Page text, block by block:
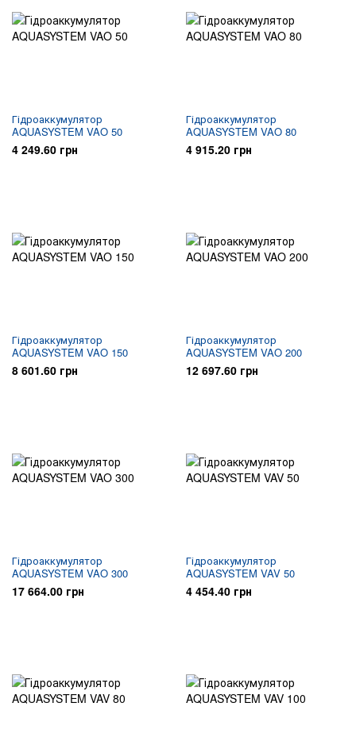
Гідроаккумулятор
AQUASYSTEM VAO 50
4 249.60 грн
Гідроаккумулятор
AQUASYSTEM VAO 80
4 915.20 грн
Гідроаккумулятор
AQUASYSTEM VAO 150
8 601.60 грн
Гідроаккумулятор
AQUASYSTEM VAO 200
12 697.60 грн
Гідроаккумулятор
AQUASYSTEM VAO 300
17 664.00 грн
Гідроаккумулятор
AQUASYSTEM VAV 50
4 454.40 грн